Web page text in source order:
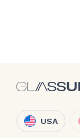
USA